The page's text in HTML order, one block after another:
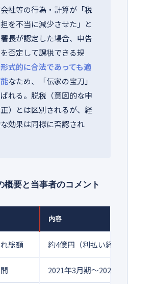
社等の行為・計算が「税
を不当に減少させた」と
長が認定した場合、申告
否定して課税できる規
形式的に合法であっても適
なため、「伝家の宝刀」
れる。脱税（意図的な申
）とは区別されるが、経
効果は同様に否認され
概要と当事者のコメント
内容
総額 約4億円（利払い経費計上の
2021年3月期〜2023年3月期（